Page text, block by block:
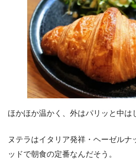
ほかほか温かく、外はパリッと中は
ヌテラはイタリア発祥・ヘーゼルナ
ッドで朝食の定番なんだそう。